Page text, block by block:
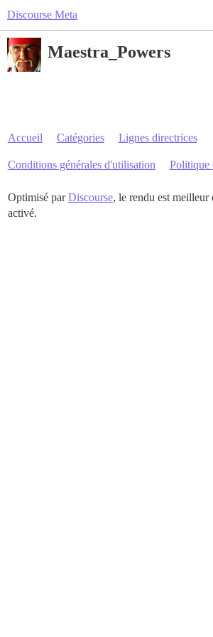
Discourse Meta
Maestra_Powers
Accueil Catégories Lignes directrices
Conditions générales d'utilisation Politique
Optimisé parDiscourse, le rendu est meilleur
activé.